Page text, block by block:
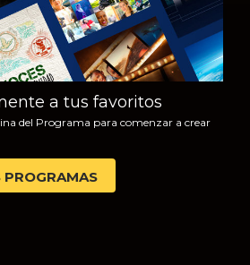
a tus favoritos
del Programa para comenzar a crear